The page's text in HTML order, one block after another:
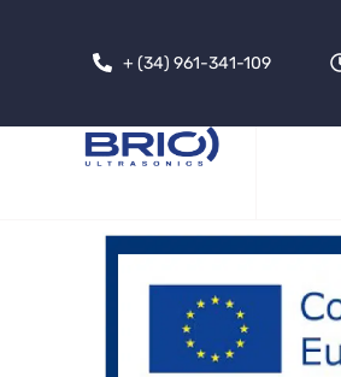
+ (34) 961-341-109